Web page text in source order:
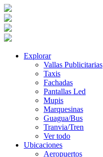
Explorar
Vallas Publicitarias
Taxis
Fachadas
Pantallas Led
Mupis
Marquesinas
Guagua/Bus
Tranvia/Tren
Ver todo
Ubicaciones
Aeropuertos